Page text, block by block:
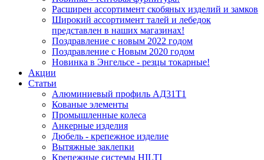
Расширен ассортимент скобяных изделий и замков
Широкий ассортимент талей и лебедок
представлен в наших магазинах!
Поздравление с новым 2022 годом
Поздравление с Новым 2020 годом
Новинка в Энгельсе - резцы токарные!
Акции
Статьи
Алюминиевый профиль АД31Т1
Кованые элементы
Промышленные колеса
Анкерные изделия
Дюбель - крепежное изделие
Вытяжные заклепки
Крепежные системы HILTI